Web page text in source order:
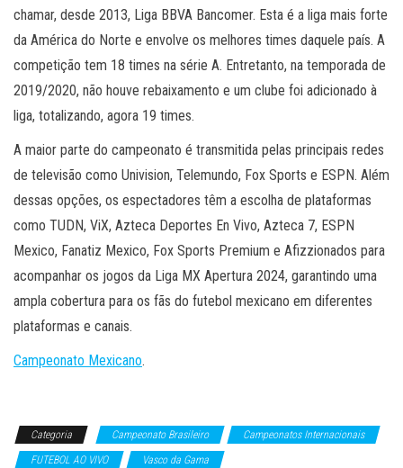
chamar, desde 2013, Liga BBVA Bancomer. Esta é a liga mais forte
da América do Norte e envolve os melhores times daquele país. A
competição tem 18 times na série A. Entretanto, na temporada de
2019/2020, não houve rebaixamento e um clube foi adicionado à
liga, totalizando, agora 19 times.
A maior parte do campeonato é transmitida pelas principais redes
de televisão como Univision, Telemundo, Fox Sports e ESPN. Além
dessas opções, os espectadores têm a escolha de plataformas
como TUDN, ViX, Azteca Deportes En Vivo, Azteca 7, ESPN
Mexico, Fanatiz Mexico, Fox Sports Premium e Afizzionados para
acompanhar os jogos da Liga MX Apertura 2024, garantindo uma
ampla cobertura para os fãs do futebol mexicano em diferentes
plataformas e canais.
Campeonato Mexicano.
Categoria Campeonato Brasileiro
Campeonatos Internacionais
FUTEBOL AO VIVO
Vasco da Gama